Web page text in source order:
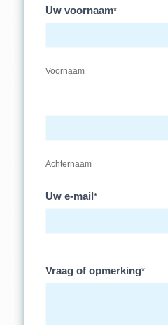
Uw voornaam*
Voornaam
Achternaam
Uw e-mail *
Vraag of opmerking*